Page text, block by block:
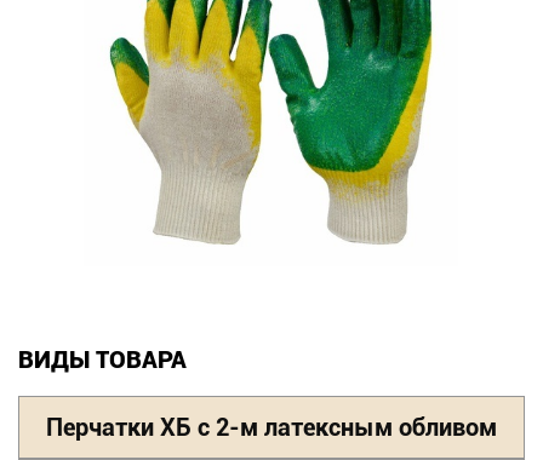
Документация
Оформление заказа
Оплата и доставка
+7
(831)
282-
ВИДЫ ТОВАРА
Перчатки ХБ с 2-м латексным обливом